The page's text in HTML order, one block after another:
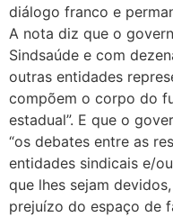
diálogo franco e
A nota diz que o
Sindsaúde e com
outras entidades
compõem o corpo do
estadual”. E que o
“os debates entre as
entidades sindicais e/
que lhes sejam
prejuízo do espaço de